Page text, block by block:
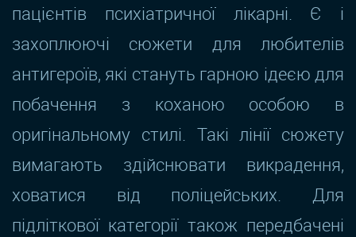
пацієнтів психіатричної лікарні. Є і
захоплюючі сюжети для любителів
антигероїв, які стануть гарною ідеєю для
побачення з коханою особою в
оригінальному стилі. Такі лінії сюжету
вимагають здійснювати викрадення,
ховатися від поліцейських. Для
підліткової категорії також передбачені